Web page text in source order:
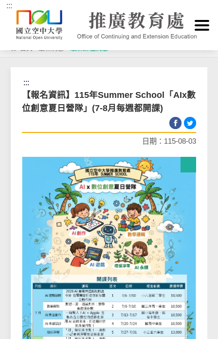
跳到主要內容區塊
:::
:::
【報名資訊】115年Summer School「AIx數
位創意夏日營隊」(7-8月每週都開課)
日期：115-08-03